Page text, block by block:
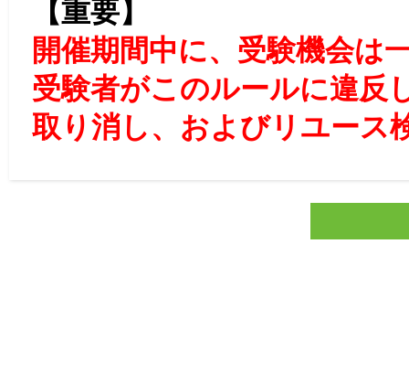
【重要】
開催期間中に、受験機会は
受験者がこのルールに違反
取り消し、およびリユース